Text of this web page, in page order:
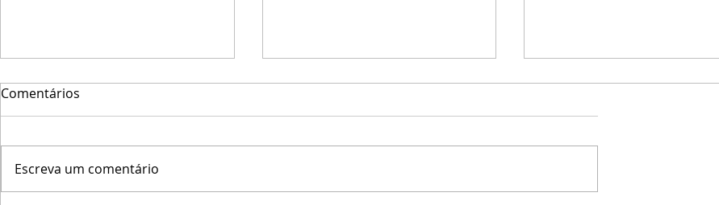
Comentários
Escreva um comentário